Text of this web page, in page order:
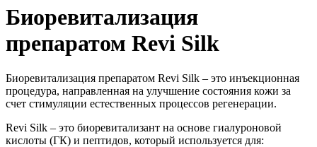
Биоревитализация
препаратом Revi Silk
Биоревитализация препаратом Revi Silk – это инъекционная
процедура, направленная на улучшение состояния кожи за
счет стимуляции естественных процессов регенерации.
Revi Silk – это биоревитализант на основе гиалуроновой
кислоты (ГК) и пептидов, который используется для: